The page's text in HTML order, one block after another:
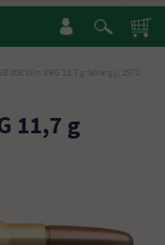
308 Win XRG 11,7 g (eXergy) 2970
11,7 g